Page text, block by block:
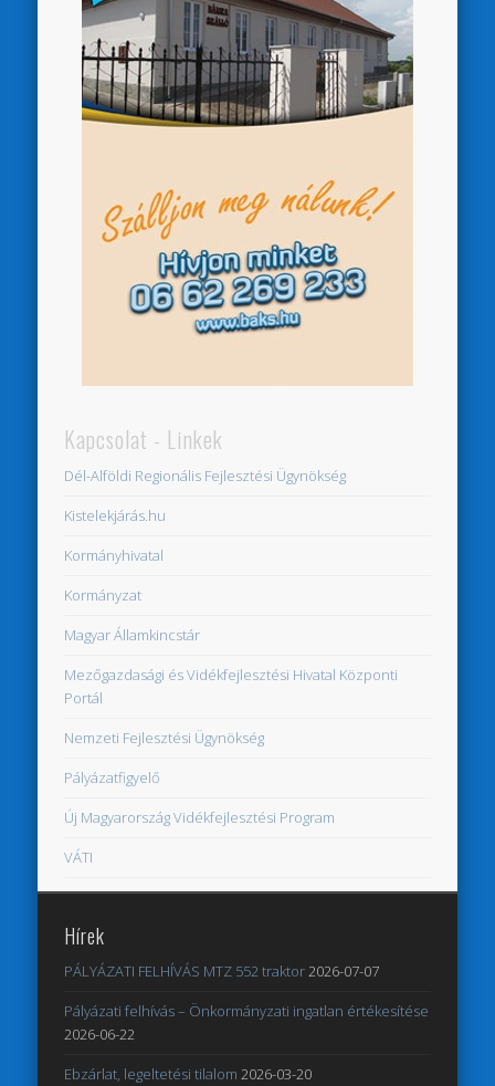
Kapcsolat - Linkek
Dél-Alföldi Regionális Fejlesztési Ügynökség
Kistelekjárás.hu
Kormányhivatal
Kormányzat
Magyar Államkincstár
Mezőgazdasági és Vidékfejlesztési Hivatal Központi
Portál
Nemzeti Fejlesztési Ügynökség
Pályázatfigyelő
Új Magyarország Vidékfejlesztési Program
VÁTI
Hírek
PÁLYÁZATI FELHÍVÁS MTZ 552 traktor2026-07-07
Pályázati felhívás – Önkormányzati ingatlan értékesítése
2026-06-22
Ebzárlat, legeltetési tilalom 2026-03-20